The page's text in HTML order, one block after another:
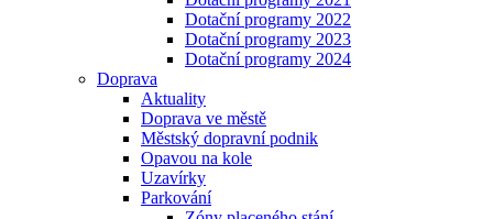
Dotační programy 2022
Dotační programy 2023
Dotační programy 2024
Doprava
Aktuality
Doprava ve městě
Městský dopravní podnik
Opavou na kole
Uzavírky
Parkování